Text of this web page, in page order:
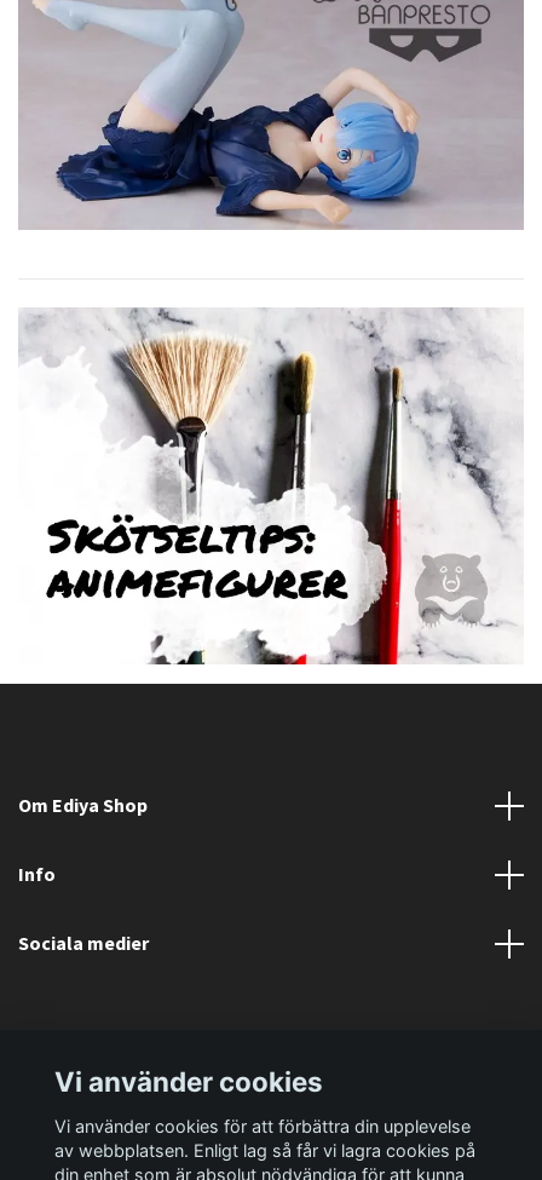
Om Ediya Shop
Info
Sociala medier
Vi använder cookies
Vi använder cookies för att förbättra din upplevelse
av webbplatsen. Enligt lag så får vi lagra cookies på
din enhet som är absolut nödvändiga för att kunna